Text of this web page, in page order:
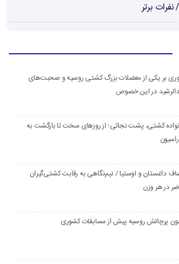
بر یکی از معضلات بزرگ کشتی روسیه و صحبت‌های
در این خصوص
کشتی، پشت نجاتی؛ از روزهای سخت تا بازگشت به
داغستان و اوستیا / نیم‌نگاهی به رقابت کشتی‌گیران
در هر وزن
پرچالش روسیه پیش از مسابقات کشوری